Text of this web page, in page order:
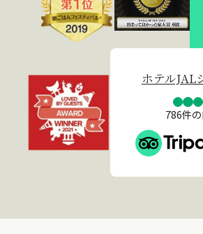
ホテルJAL
786件